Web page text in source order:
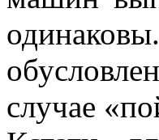
случае